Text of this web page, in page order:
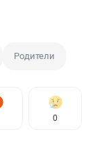
Родители
0